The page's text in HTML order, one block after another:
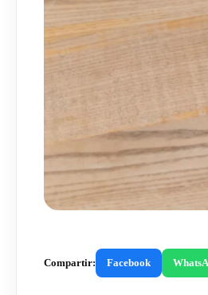
Compartir: Facebook